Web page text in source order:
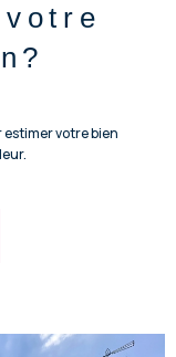
votre bien